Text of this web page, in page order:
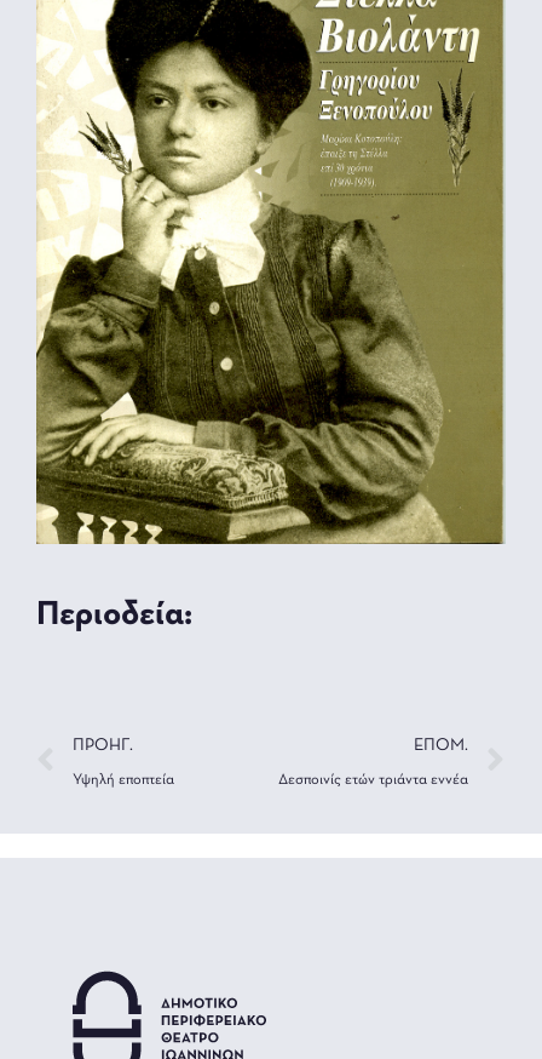
Περιοδεία:
ΠΡΟΗΓ.
Υψηλή εποπτεία
ΕΠΟΜ.
Δεσποινίς ετών τριάντα εννέα